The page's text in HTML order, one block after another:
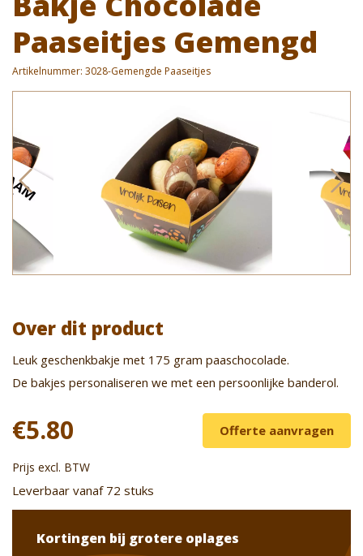
Paaseitjes Gemengd
Artikelnummer: 3028-Gemengde Paaseitjes
Over dit product
Leuk geschenkbakje met 175 gram paaschocolade.
De bakjes personaliseren we met een persoonlijke banderol.
€5.80 Offerte aanvragen
Prijs excl. BTW
Leverbaar vanaf 72 stuks
Kortingen bij grotere oplages